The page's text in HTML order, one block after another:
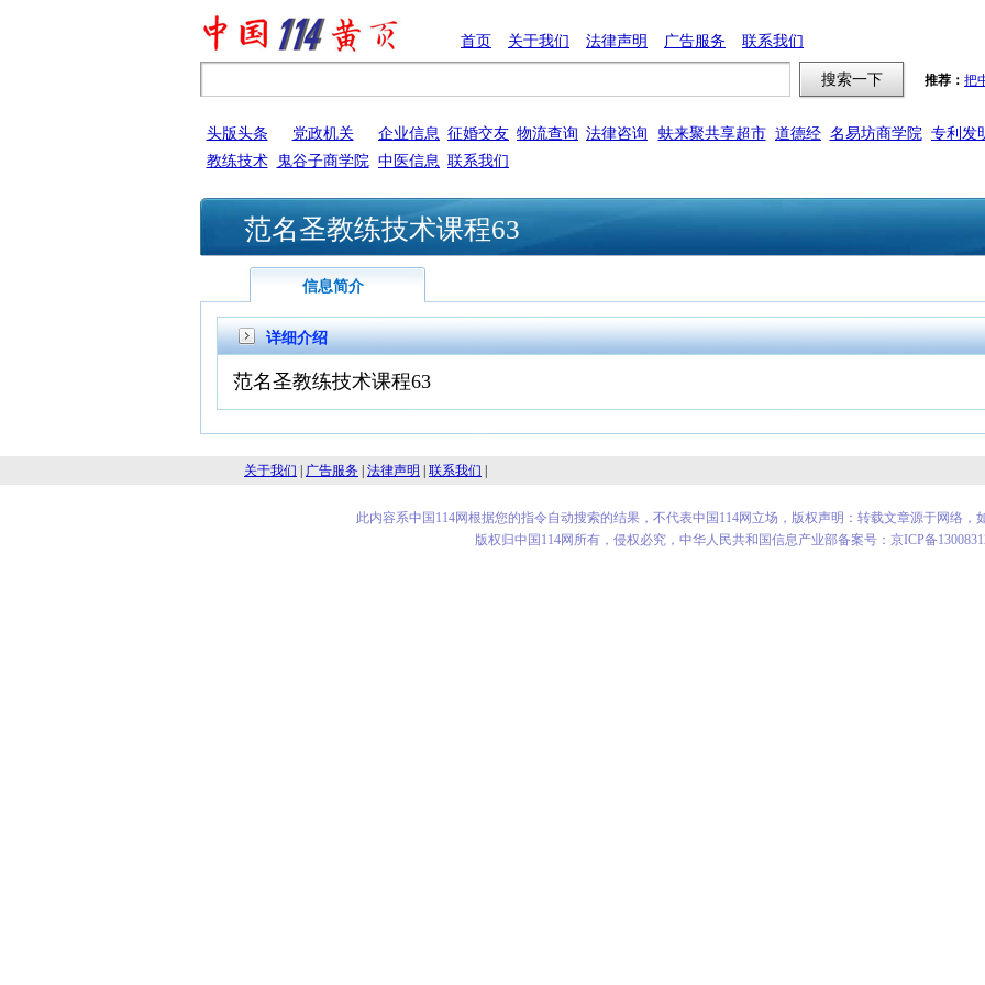
首页 关于我们 法律声明 广告服务 联系我们
推荐： 把
头版头条 党政机关 企业信息 征婚交友 物流查询 法律咨询 蚨来聚共享超市 道德经 名易坊商学院 专利发
教练技术
鬼谷子商学院 中医信息 联系我们
范名圣教练技术课程63
信息简介
详细介绍
范名圣教练技术课程63
关于我们 广告服务 法律声明 联系我们
此内容系中国114网根据您的指令自动搜索的结果，不代表中国114网立场，版权声明：转载文章源于网络，
版权归中国114网所有，侵权必究，中华人民共和国信息产业部备案号：京ICP备